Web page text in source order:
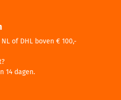
of DHL boven € 100,-
14 dagen.